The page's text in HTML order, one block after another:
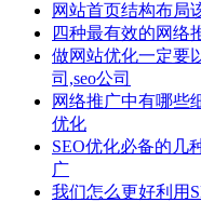
网站首页结构布局
四种最有效的网络
做网站优化一定要
司,seo公司
网络推广中有哪些
优化
SEO优化必备的几
广
我们怎么更好利用